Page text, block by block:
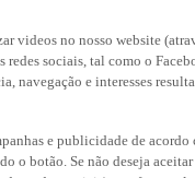
videos no nosso website
sociais, tal como o
navegação e interesses
e publicidade de acordo
o botão. Se não deseja aceitar